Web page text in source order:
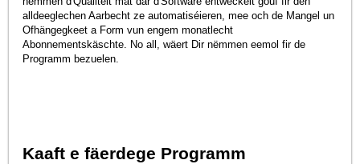
alldeeglechen Aarbecht ze automatiséieren, mee och de Mangel un
Ofhängegkeet a Form vun engem monatlecht
Abonnementskäschte. No all, wäert Dir nëmmen eemol fir de
Programm bezuelen.
Kaaft e fäerdege Programm